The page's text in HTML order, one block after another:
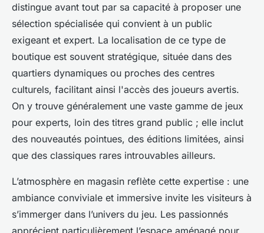
distingue avant tout par sa capacité à proposer une
sélection spécialisée qui convient à un public
exigeant et expert. La localisation de ce type de
boutique est souvent stratégique, située dans des
quartiers dynamiques ou proches des centres
culturels, facilitant ainsi l'accès des joueurs avertis.
On y trouve généralement une vaste gamme de jeux
pour experts, loin des titres grand public ; elle inclut
des nouveautés pointues, des éditions limitées, ainsi
que des classiques rares introuvables ailleurs.
L’atmosphère en magasin reflète cette expertise : une
ambiance conviviale et immersive invite les visiteurs à
s’immerger dans l’univers du jeu. Les passionnés
apprécient particulièrement l’espace aménagé pour